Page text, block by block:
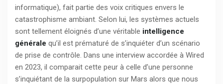
informatique), fait partie des voix critiques envers le
catastrophisme ambiant. Selon lui, les systèmes actuels
sont tellement éloignés d’une véritable intelligence
générale qu’il est prématuré de s’inquiéter d’un scénario
de prise de contrôle. Dans une interview accordée à Wired
en 2023, il comparait cette peur à celle d’une personne
s’inquiétant de la surpopulation sur Mars alors que nous